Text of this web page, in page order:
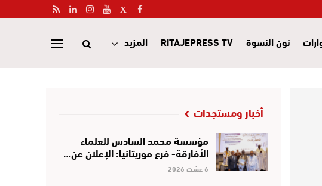
نون النسوة RITAJEPRESS TV المزيد
أخبار ومستجدات
مؤسسة محمد السادس للعلماء
الأفارقة- فرع موريتانيا: الإعلان عن…
6 غشت 2026